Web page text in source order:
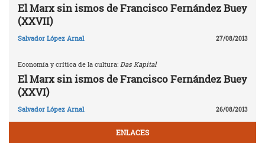
El Marx sin ismos de Francisco Fernández Buey
(XXVII)
Salvador López Arnal 27/08/2013
Economía y crítica de la cultura: Das Kapital
El Marx sin ismos de Francisco Fernández Buey
(XXVI)
Salvador López Arnal 26/08/2013
ENLACES